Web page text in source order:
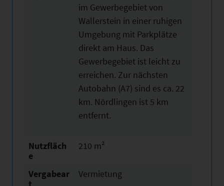
im Gewerbegebiet von
Wallerstein in einer ruhigen
Umgebung mit Parkplätze
direkt am Haus. Das
Gewerbegebiet ist leicht zu
erreichen. Zur nächsten
Autobahn (A7) sind es ca. 22
km. Nördlingen ist 5 km
entfernt.
Nutzfläch
e
210 m²
Vergabear
Vermietung